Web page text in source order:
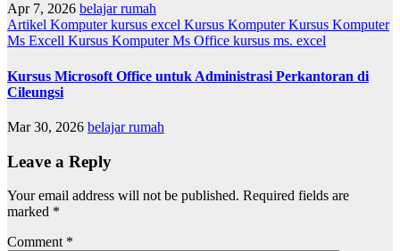
Apr 7, 2026 belajar rumah
Artikel Komputerkursus excel Kursus KomputerKursus Komputer
Ms Excell Kursus Komputer Ms Office kursus ms. excel
Kursus Microsoft Office untuk Administrasi Perkantoran di
Cileungsi
Mar 30, 2026 belajar rumah
Leave a Reply
Your email address will not be published. Required fields are
marked *
Comment *